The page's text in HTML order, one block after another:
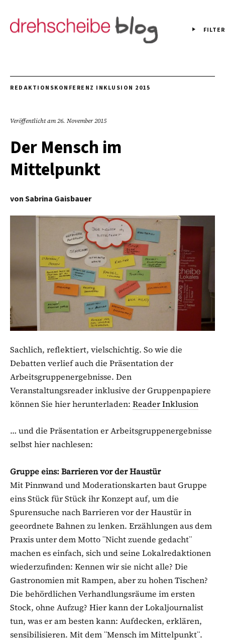
FILTER
REDAKTIONSKONFERENZ INKLUSION 2015
Veröffentlicht am26. November 2015
Der Mensch im
Mittelpunkt
vonSabrina Gaisbauer
Sachlich, reflektiert, vielschichtig. So wie die
Debatten verlief auch die Präsentation der
Arbeitsgruppenergebnisse. Den
Veranstaltungsreader inklusive der Gruppenpapiere
können Sie hier herunterladen: Reader Inklusion
… und die Präsentation er Arbeitsgruppenergebnisse
selbst hier nachlesen:
Gruppe eins: Barrieren vor der Haustür
Mit Pinnwand und Moderationskarten baut Gruppe
eins Stück für Stück ihr Konzept auf, um die
Spurensuche nach Barrieren vor der Haustür in
geeordnete Bahnen zu lenken. Erzählungen aus dem
Praxis unter dem Motto ¨Nicht zuende gedacht¨
machen es einfach, sich und seine Lokalredaktionen
wiederzufinden: Kennen wir sie nicht alle? Die
Gastronomien mit Rampen, aber zu hohen Tischen?
Die behördlichen Verhandlungsräume im ersten
Stock, ohne Aufzug? Hier kann der Lokaljournalist
tun, was er am besten kann: Aufdecken, erklären,
sensibilisieren. Mit dem ¨Mensch im Mittelpunkt¨.